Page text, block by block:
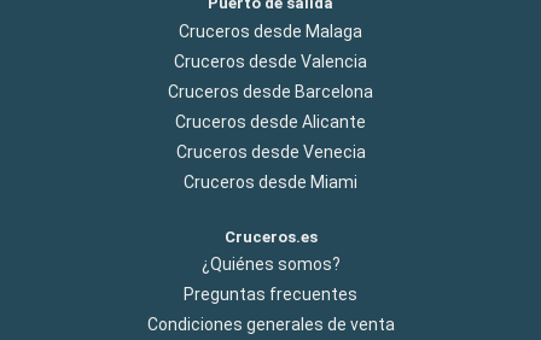
Cruceros desde Malaga
Cruceros desde Valencia
Cruceros desde Barcelona
Cruceros desde Alicante
Cruceros desde Venecia
Cruceros desde Miami
Cruceros.es
¿Quiénes somos?
Preguntas frecuentes
Condiciones generales de venta